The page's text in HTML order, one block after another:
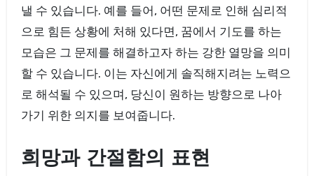
낼 수 있습니다. 예를 들어, 어떤 문제로 인해 심리적
으로 힘든 상황에 처해 있다면, 꿈에서 기도를 하는
모습은 그 문제를 해결하고자 하는 강한 열망을 의미
할 수 있습니다. 이는 자신에게 솔직해지려는 노력으
로 해석될 수 있으며, 당신이 원하는 방향으로 나아
가기 위한 의지를 보여줍니다.
희망과 간절함의 표현